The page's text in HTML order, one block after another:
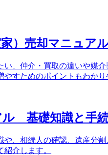
家）売却マニュ
、仲介・買取の違いや媒
すためのポイントもわかり
ル 基礎知識と手
、相続人の確認、遺産分
介します。